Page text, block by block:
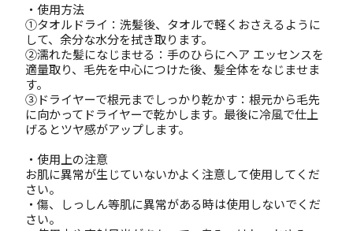
・使用方法
①タオルドライ：洗髪後、タオルで軽くおさえるように
して、余分な水分を拭き取ります。
②濡れた髪になじませる：手のひらにヘア エッセンスを
適量取り、毛先を中心につけた後、髪全体をなじませま
す。
③ドライヤーで根元までしっかり乾かす：根元から毛先
に向かってドライヤーで乾かします。最後に冷風で仕上
げるとツヤ感がアップします。
・使用上の注意
お肌に異常が生じていないかよく注意して使用してくだ
さい。
・傷、しっしん等肌に異常がある時は使用しないでくだ
さい。